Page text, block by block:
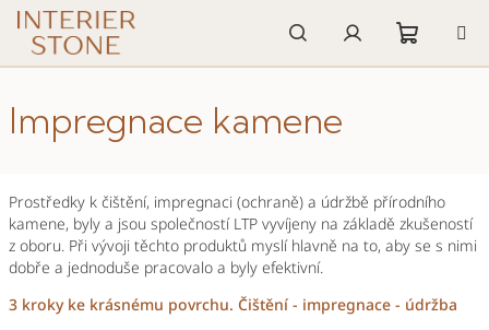
Přejít
obsah
HledatPřihlášení
Impregnace kamene
Prostředky k čištění, impregnaci (ochraně) a údržbě přírodního
kamene, byly a jsou společností LTP vyvíjeny na základě zkušeností
z oboru. Při vývoji těchto produktů myslí hlavně na to, aby se s nimi
dobře a jednoduše pracovalo a byly efektivní.
3 kroky ke krásnému povrchu. Čištění - impregnace - údržba